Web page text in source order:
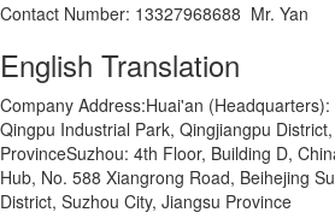
Contact Number: 13327968688 Mr. Yan
English Translation
Company Address:Huai'an
Qingpu Industrial Park, Qingjiangpu
ProvinceSuzhou: 4th Floor, Building D,
Hub, No. 588 Xiangrong Road, Beihejing
District, Suzhou City, Jiangsu Province